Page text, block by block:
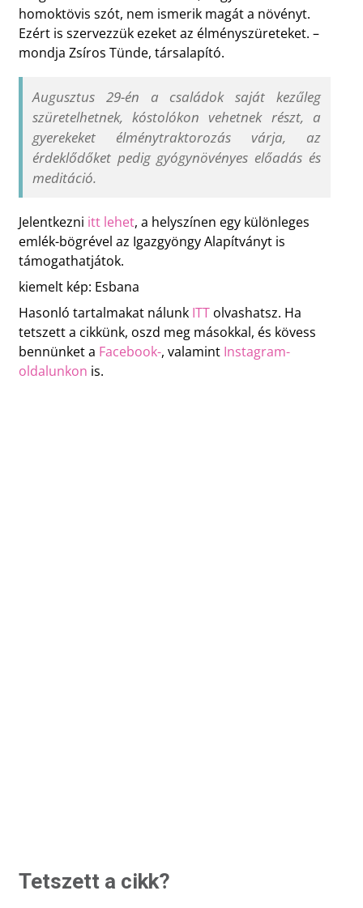
homoktövis szót, nem ismerik magát a növényt.
Ezért is szervezzük ezeket az élményszüreteket. –
mondja Zsíros Tünde, társalapító.
Augusztus 29-én a családok saját kezűleg
szüretelhetnek, kóstolókon vehetnek részt, a
gyerekeket élménytraktorozás várja, az
érdeklődőket pedig gyógynövényes előadás és
meditáció.
Jelentkezni itt lehet, a helyszínen egy különleges
emlék-bögrével az Igazgyöngy Alapítványt is
támogathatjátok.
kiemelt kép: Esbana
Hasonló tartalmakat nálunk ITTolvashatsz. Ha
tetszett a cikkünk, oszd meg másokkal, és kövess
bennünket a Facebook-, valamint Instagram-
oldalunkon is.
Tetszett a cikk?